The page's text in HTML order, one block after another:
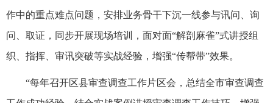
作中的重点难点问题，安排业务骨干下沉一线参与讯问、询
问、取证，同步开展现场培训，面对面“解剖麻雀”式讲授组
织、指挥、审讯突破等实战经验，增强“传帮带”效果。
“每年召开区县审查调查工作片区会，总结全市审查调查